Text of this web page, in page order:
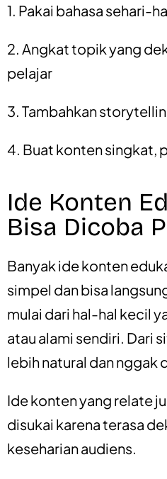
1. Pakai bahasa sehari-
2. Angkat topik yang
pelajar
3. Tambahkan
4. Buat konten singkat,
Ide Konten
Bisa Dicoba
Banyak ide konten
simpel dan bisa
mulai dari hal-hal kecil
atau alami sendiri. Dari
lebih natural dan nggak
Ide konten yang relate
disukai karena terasa
keseharian audiens.